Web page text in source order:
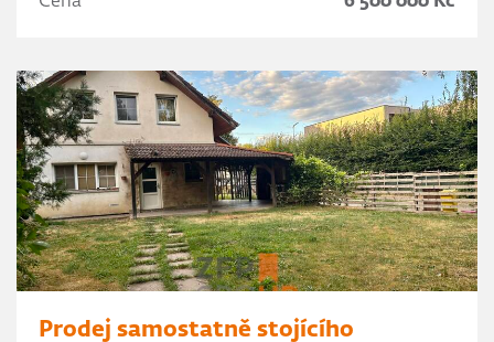
Prodej samostatně stojícího